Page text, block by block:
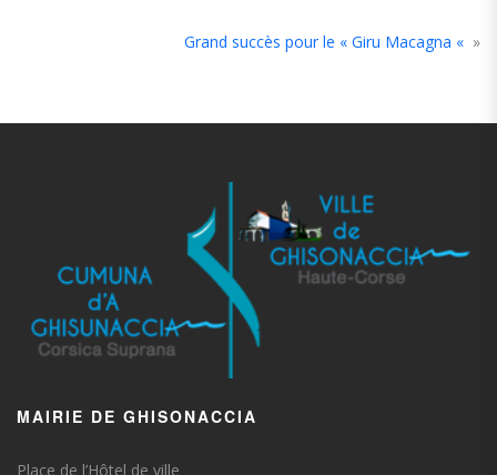
Grand succès pour le « Giru Macagna « »
MAIRIE DE GHISONACCIA
Place de l’Hôtel de ville